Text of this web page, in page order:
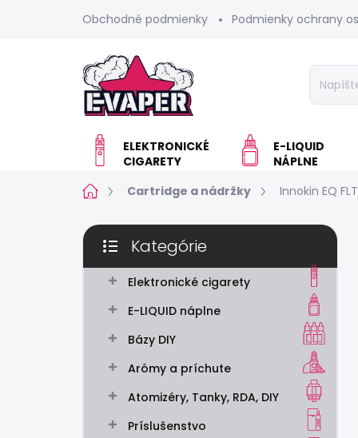
Obchodné podmienky Podmienky ochrany
ELEKTRONICKÉ
CIGARETY
E-LIQUID
NÁPLNE
DomovCartridge a nádržky Innokin EQ
B
č
Preskočiť
kategórie
Kategórie
Elektronické cigarety
E-LIQUID náplne
Bázy DIY
Arómy a príchute
Atomizéry, Tanky, RDA, DIY
Príslušenstvo